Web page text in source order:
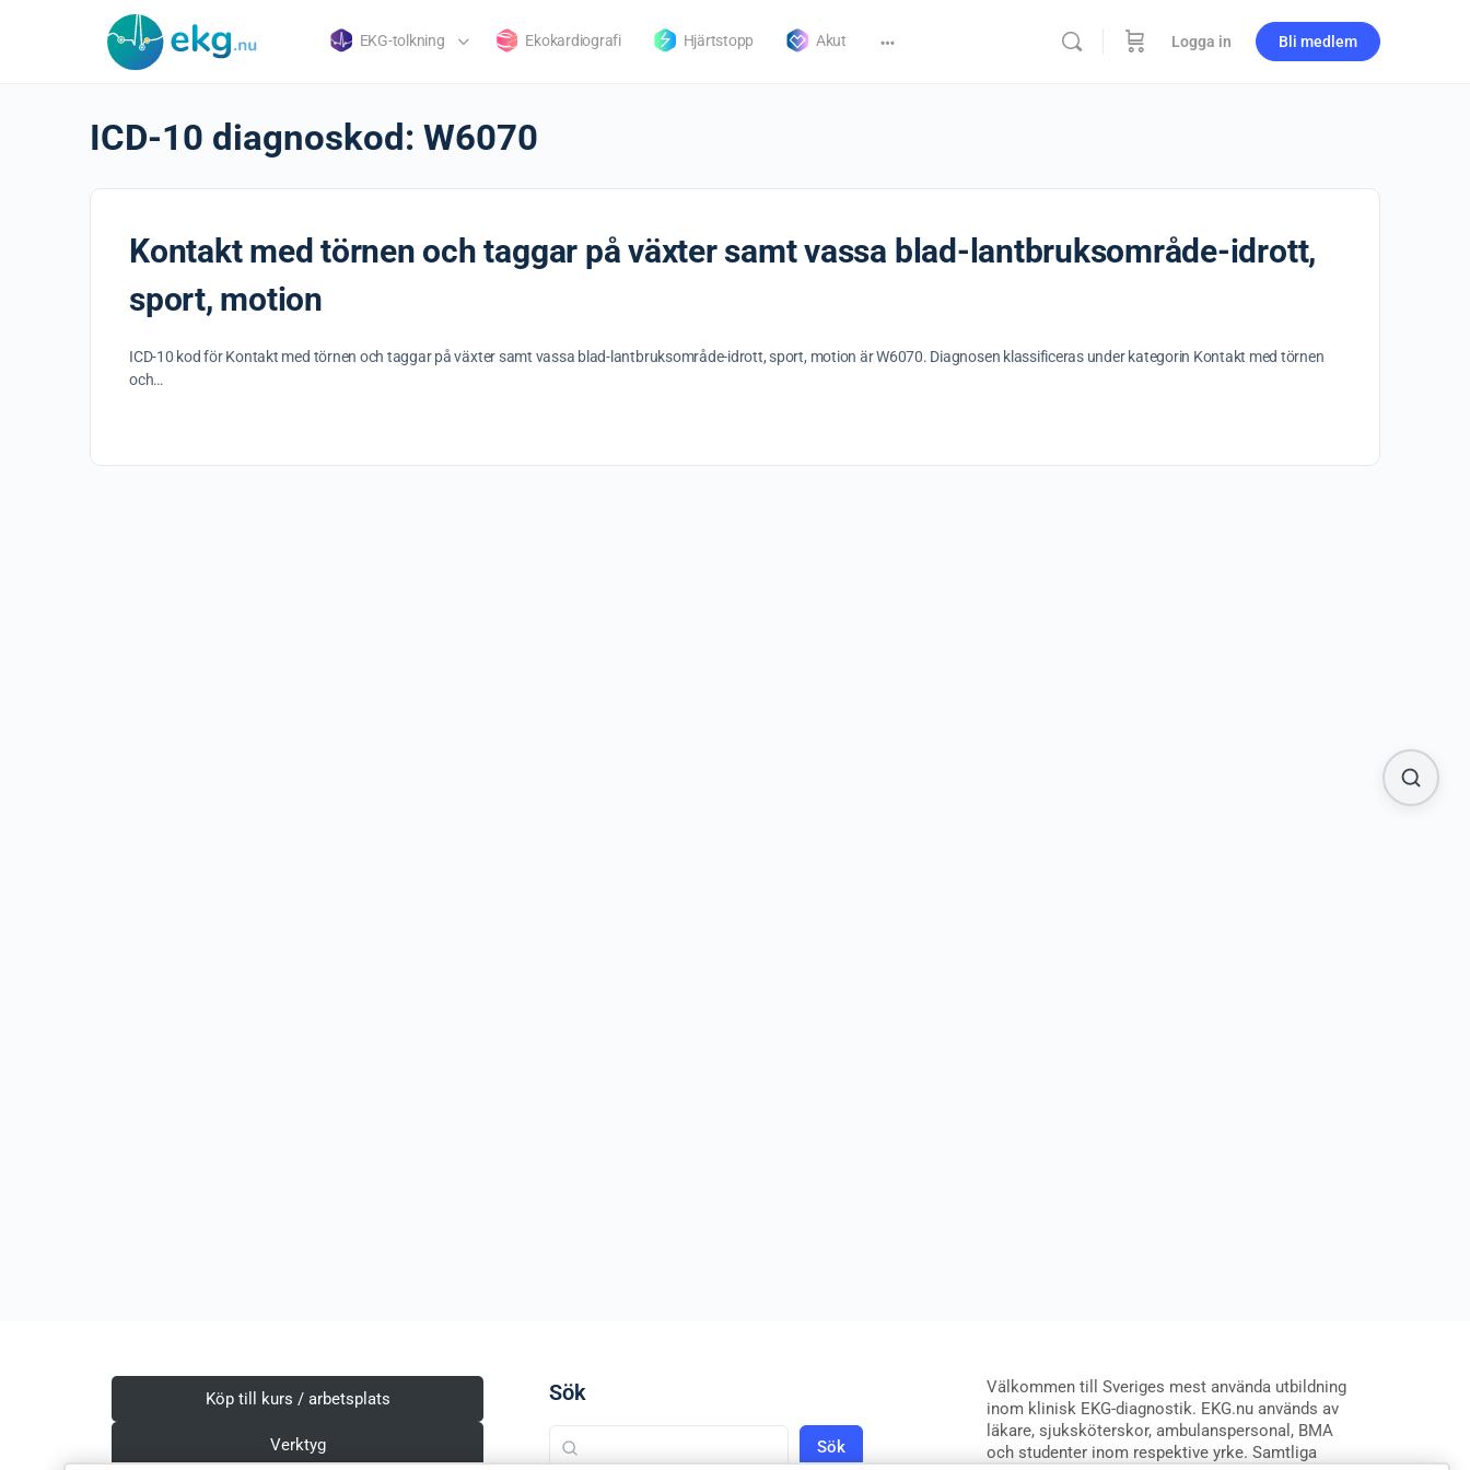
EKG-tolkning Ekokardiografi Hjärtstopp Akut Logga in Bli medlem
ICD-10 diagnoskod: W6070
Kontakt med törnen och taggar på växter samt vassa blad-lantbruksområde-idrott,
sport, motion
ICD-10 kod för Kontakt med törnen och taggar på växter samt vassa blad-lantbruksområde-idrott, sport, motion är W6070. Diagnosen klassificeras under kategorin Kontakt med törnen
och…
Köp till kurs / arbetsplats
Verktyg
Sök
Sök
Välkommen till Sveriges mest använda utbildning
inom klinisk EKG-diagnostik. EKG.nu används av
läkare, sjuksköterskor, ambulanspersonal, BMA
och studenter inom respektive yrke. Samtliga